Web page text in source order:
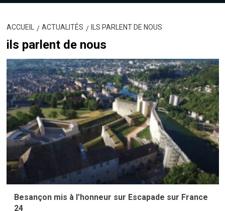
ACCUEIL ACTUALITÉS ILS PARLENT DE NOUS
ils parlent de nous
Besançon mis à l’honneur sur Escapade sur France
24